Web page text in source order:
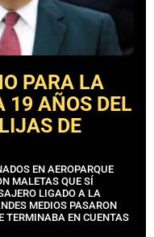
PARA LA
19 AÑOS DEL
DE
EN AEROPARQUE
MALETAS QUE SÍ
LIGADO A LA
MEDIOS PASARON
TERMINABA EN CUENTAS